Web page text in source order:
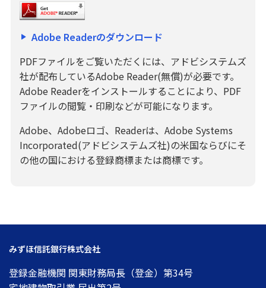
Adobe Readerのダウンロード
PDFファイルをご覧いただくには、アドビシステムズ
社が配布しているAdobe Reader(無償)が必要です。
Adobe Readerをインストールすることにより、PDF
ファイルの閲覧・印刷などが可能になります。
Adobe、Adobeロゴ、Readerは、Adobe Systems
Incorporated(アドビシステムズ社)の米国ならびにそ
の他の国における登録商標または商標です。
みずほ信託銀行株式会社
登録金融機関 関東財務局長（登金）第34号